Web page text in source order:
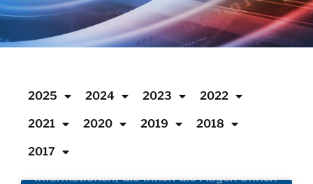
2025 2024 2023 2022
2021 2020 2019 2018
2017